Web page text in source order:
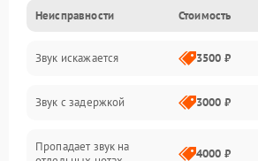
Включение и работа
Управление и электроника
Подключения и интерфейсы
Педали и стойка
Неисправности Стоимость
Звук искажается 3500 ₽
Звук с задержкой 3000 ₽
Пропадает звук на
4000 ₽